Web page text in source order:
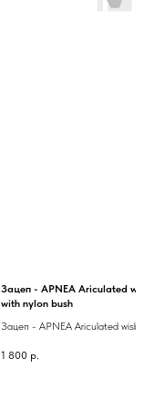
Зацеп - APNEA Ariculated
with nylon bush
Зацеп - APNEA Ariculated
1 800 р.